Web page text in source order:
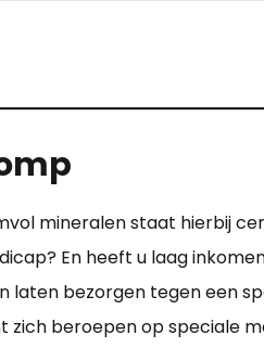
mineralen staat hierbij
En heeft u laag
laten bezorgen tegen een
zich beroepen op speciale